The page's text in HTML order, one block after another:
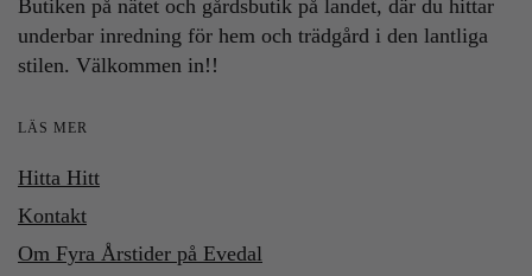
Butiken på nätet och gårdsbutik på landet, där du hittar
underbar inredning för hem och trädgård i den lantliga
stilen. Välkommen in!!
LÄS MER
Hitta Hitt
Kontakt
Om Fyra Årstider på Evedal